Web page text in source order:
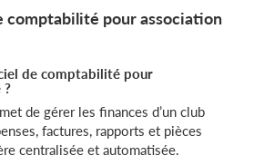
comptabilité pour association
de comptabilité pour
?
de gérer les finances d’un club
factures, rapports et pièces
centralisée et automatisée.